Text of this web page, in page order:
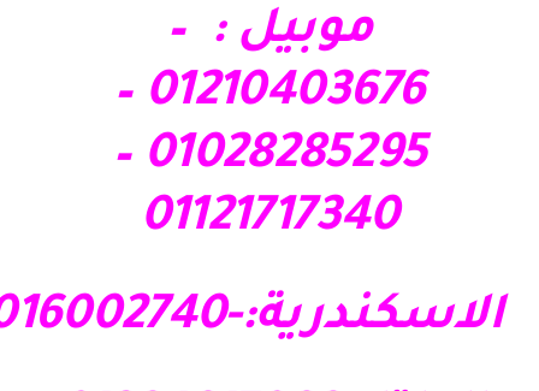
موبيل : –
01210403676 –
01028285295 –
01121717340
الاسكندرية:-01016002740